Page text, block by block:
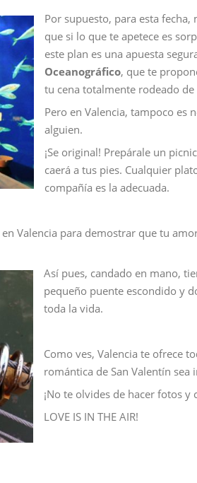
Por supuesto, para esta
que si lo que te apetece es
este plan es una apuesta
Oceanográfico, que te
tu cena totalmente rodeado de
Pero en Valencia, tampoco es
alguien.
¡Se original! Prepárale un
caerá a tus pies. Cualquier
compañía es la adecuada.
Valencia para demostrar que tu
Así pues, candado en mano,
pequeño puente escondido y
toda la vida.
Como ves, Valencia te ofrece
romántica de San Valentín sea
¡No te olvides de hacer fotos
LOVE IS IN THE AIR!